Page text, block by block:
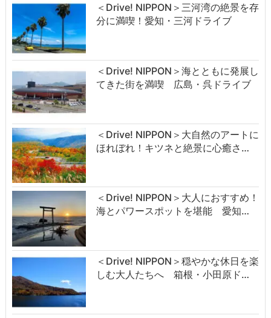
＜Drive! NIPPON＞三河湾の絶景を存
分に満喫！愛知・三河ドライブ
＜Drive! NIPPON＞海とともに発展し
てきた街を満喫 広島・呉ドライブ
＜Drive! NIPPON＞大自然のアートに
ほれぼれ！キツネと絶景に心癒さ…
＜Drive! NIPPON＞大人におすすめ！
海とパワースポットを堪能 愛知…
＜Drive! NIPPON＞穏やかな休日を楽
しむ大人たちへ 箱根・小田原ド…